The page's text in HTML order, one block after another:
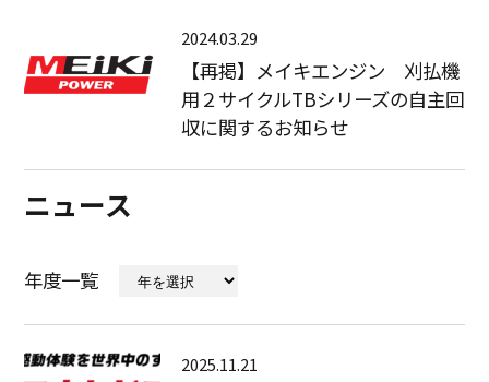
2024.03.29
【再掲】メイキエンジン 刈払機
用２サイクルTBシリーズの自主回
収に関するお知らせ
ニュース
年度一覧
2025.11.21